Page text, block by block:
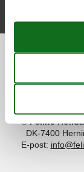
Vis liste
©Feline
DK-7400
E-post: